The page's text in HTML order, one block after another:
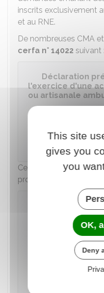
inscrits exclusivement
et au RNE.
De nombreuses CMA
cerfa n° 14022 suivant :
Déclaration
l'exercice d'une
ou artisanale
Ministère
Certaines CMA et CCI
propre à leur région.
Certaines CCI
la demande de
ambulant. C'est le
. Il est
nécessaires au bon
This site
gives you
you
OK,
Deny